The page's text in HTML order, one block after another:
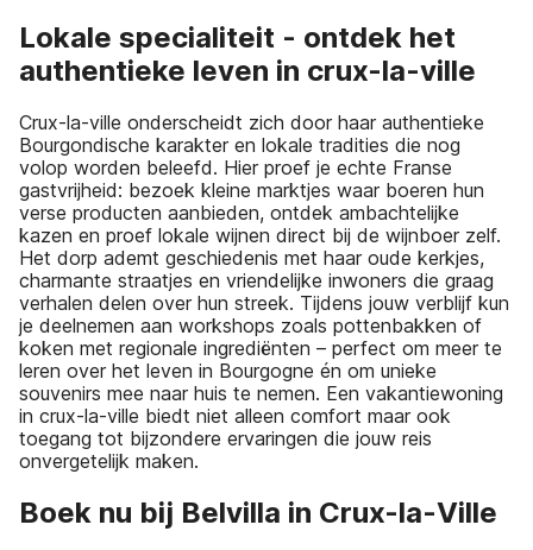
Lokale specialiteit - ontdek het
authentieke leven in crux-la-ville
Crux-la-ville onderscheidt zich door haar authentieke
Bourgondische karakter en lokale tradities die nog
volop worden beleefd. Hier proef je echte Franse
gastvrijheid: bezoek kleine marktjes waar boeren hun
verse producten aanbieden, ontdek ambachtelijke
kazen en proef lokale wijnen direct bij de wijnboer zelf.
Het dorp ademt geschiedenis met haar oude kerkjes,
charmante straatjes en vriendelijke inwoners die graag
verhalen delen over hun streek. Tijdens jouw verblijf kun
je deelnemen aan workshops zoals pottenbakken of
koken met regionale ingrediënten – perfect om meer te
leren over het leven in Bourgogne én om unieke
souvenirs mee naar huis te nemen. Een vakantiewoning
in crux-la-ville biedt niet alleen comfort maar ook
toegang tot bijzondere ervaringen die jouw reis
onvergetelijk maken.
Boek nu bij Belvilla in Crux-la-Ville